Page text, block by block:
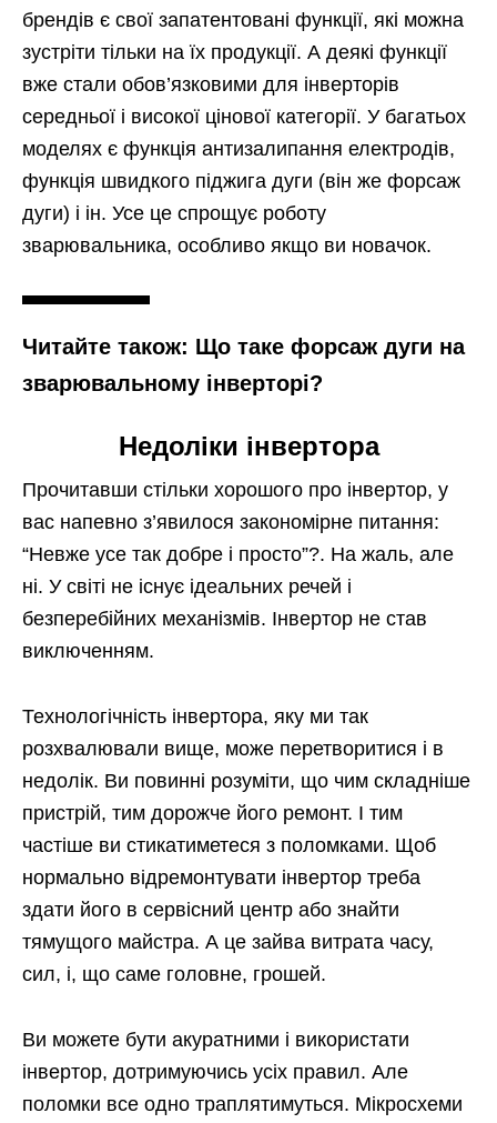
брендів є свої запатентовані функції, які можна
зустріти тільки на їх продукції. А деякі функції
вже стали обов’язковими для інверторів
середньої і високої цінової категорії. У багатьох
моделях є функція антизалипання електродів,
функція швидкого піджига дуги (він же форсаж
дуги) і ін. Усе це спрощує роботу
зварювальника, особливо якщо ви новачок.
Читайте також: Що таке форсаж дуги на
зварювальному інверторі?
Недоліки інвертора
Прочитавши стільки хорошого про інвертор, у
вас напевно з’явилося закономірне питання:
“Невже усе так добре і просто”?. На жаль, але
ні. У світі не існує ідеальних речей і
безперебійних механізмів. Інвертор не став
виключенням.
Технологічність інвертора, яку ми так
розхвалювали вище, може перетворитися і в
недолік. Ви повинні розуміти, що чим складніше
пристрій, тим дорожче його ремонт. І тим
частіше ви стикатиметеся з поломками. Щоб
нормально відремонтувати інвертор треба
здати його в сервісний центр або знайти
тямущого майстра. А це зайва витрата часу,
сил, і, що саме головне, грошей.
Ви можете бути акуратними і використати
інвертор, дотримуючись усіх правил. Але
поломки все одно траплятимуться. Мікросхеми